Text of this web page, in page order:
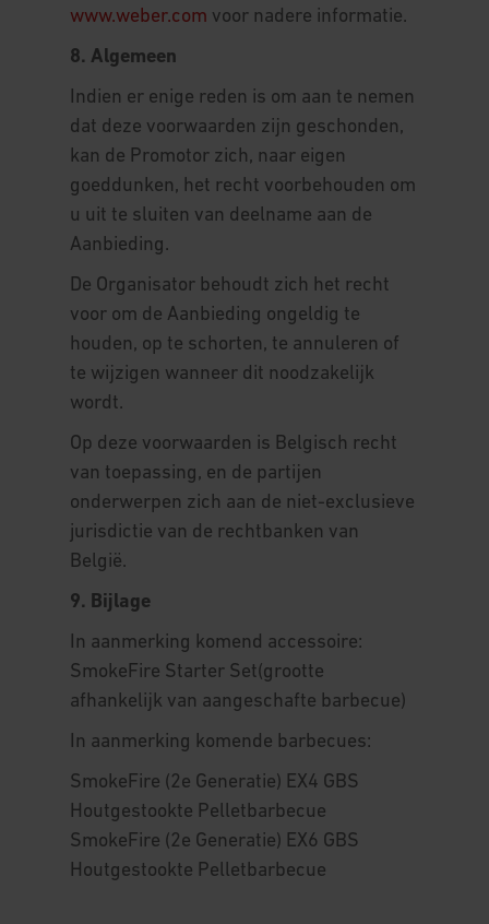
www.weber.com voor nadere informatie.
8. Algemeen
Indien er enige reden is om aan te nemen
dat deze voorwaarden zijn geschonden,
kan de Promotor zich, naar eigen
goeddunken, het recht voorbehouden om
u uit te sluiten van deelname aan de
Aanbieding.
De Organisator behoudt zich het recht
voor om de Aanbieding ongeldig te
houden, op te schorten, te annuleren of
te wijzigen wanneer dit noodzakelijk
wordt.
Op deze voorwaarden is Belgisch recht
van toepassing, en de partijen
onderwerpen zich aan de niet-exclusieve
jurisdictie van de rechtbanken van
België.
9. Bijlage
In aanmerking komend accessoire:
SmokeFire Starter Set(grootte
afhankelijk van aangeschafte barbecue)
In aanmerking komende barbecues:
SmokeFire (2e Generatie) EX4 GBS
Houtgestookte Pelletbarbecue
SmokeFire (2e Generatie) EX6 GBS
Houtgestookte Pelletbarbecue